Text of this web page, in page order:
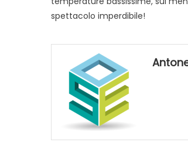
spettacolo imperdibile!